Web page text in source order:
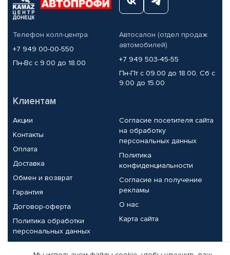
Телефон колл-центра
+7 949 00-00-550
Пн-Вс с 9.00 до 18.00
Автосалон (отдел продаж
автомобилей)
+7 949 503-45-55
Пн-Пт с 09.00 до 18.00, Сб с
9.00 до 15.00
Клиентам
Акции
Контакты
Оплата
Доставка
Обмен и возврат
Гарантия
Договор-оферта
Политика обработки
персональных данных
Согласие посетителя сайта
на обработку
персональных данных
Политика
конфиденциальности
Согласие на получение
рекламы
О нас
Карта сайта